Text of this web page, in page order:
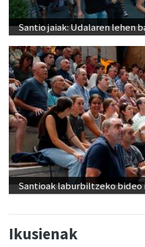
Santio jaiak: Udalaren lehen
Santioak laburbiltzeko bideo
Ikusienak